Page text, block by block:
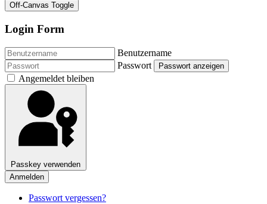
Off-Canvas Toggle
Login Form
Benutzername
Passwort
Passwort anzeigen
Angemeldet bleiben
Passkey verwenden
Anmelden
Passwort vergessen?